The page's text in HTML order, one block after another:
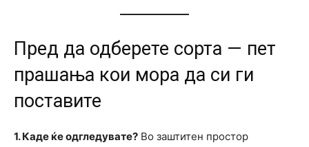
Пред да одберете сорта — пет
прашања кои мора да си ги
поставите
1. Каде ќе одгледувате? Во заштитен простор